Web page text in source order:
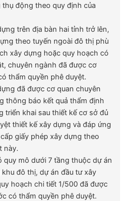
động theo quy định của
trên địa bàn hai tỉnh trở lên,
theo tuyến ngoài đô thị phù
xây dựng hoặc quy hoạch có
chuyên ngành đã được cơ
thẩm quyền phê duyệt.
đã được cơ quan chuyên
thông báo kết quả thẩm định
triển khai sau thiết kế cơ sở đủ
thiết kế xây dựng và đáp ứng
giấy phép xây dựng theo
này.
quy mô dưới 7 tầng thuộc dự án
đô thị, dự án đầu tư xây
hoạch chi tiết 1/500 đã được
có thẩm quyền phê duyệt.